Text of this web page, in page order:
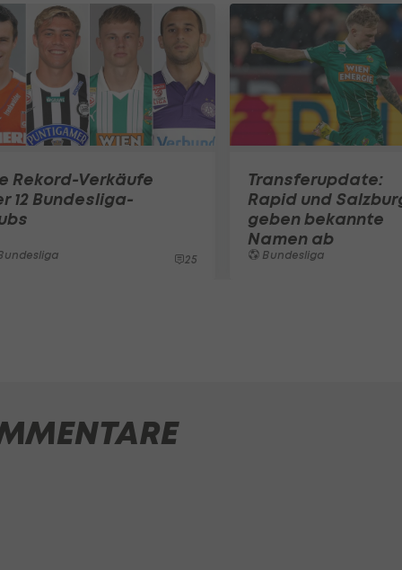
Rekord-Verkäufe
12 Bundesliga-
25
Transferupdate:
Rapid und
geben bekannte
Namen ab
Bundesliga